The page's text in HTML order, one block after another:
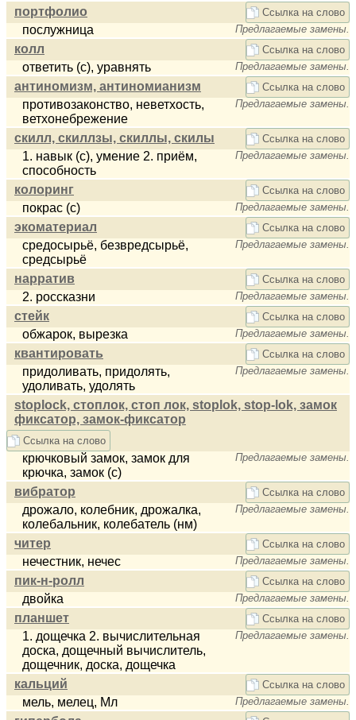
портфолио Ссылка на слово
послужница Предлагаемые замены.
колл Ссылка на слово
ответить (с), уравнять Предлагаемые замены.
антиномизм, антиномианизм Ссылка на слово
противозаконство, неветхость,
ветхонебрежение
Предлагаемые замены.
скилл, скиллзы, скиллы, скилы Ссылка на слово
1. навык (с), умение 2. приём,
способность
Предлагаемые замены.
колоринг Ссылка на слово
покрас (с) Предлагаемые замены.
экоматериал Ссылка на слово
средосырьё, безвредсырьё,
средсырьё
Предлагаемые замены.
нарратив Ссылка на слово
2. россказни Предлагаемые замены.
стейк Ссылка на слово
обжарок, вырезка Предлагаемые замены.
квантировать Ссылка на слово
придоливать, придолять,
удоливать, удолять
Предлагаемые замены.
stoplock, стоплок, стоп лок, stoplok, stop-lok, замок
фиксатор, замок-фиксатор
Ссылка на слово
крючковый замок, замок для
крючка, замок (с)
Предлагаемые замены.
вибратор Ссылка на слово
дрожало, колебник, дрожалка,
колебальник, колебатель (нм)
Предлагаемые замены.
читер Ссылка на слово
нечестник, нечес Предлагаемые замены.
пик-н-ролл Ссылка на слово
двойка Предлагаемые замены.
планшет Ссылка на слово
1. дощечка 2. вычислительная
доска, дощечный вычислитель,
дощечник, доска, дощечка
Предлагаемые замены.
кальций Ссылка на слово
мель, мелец, Мл Предлагаемые замены.